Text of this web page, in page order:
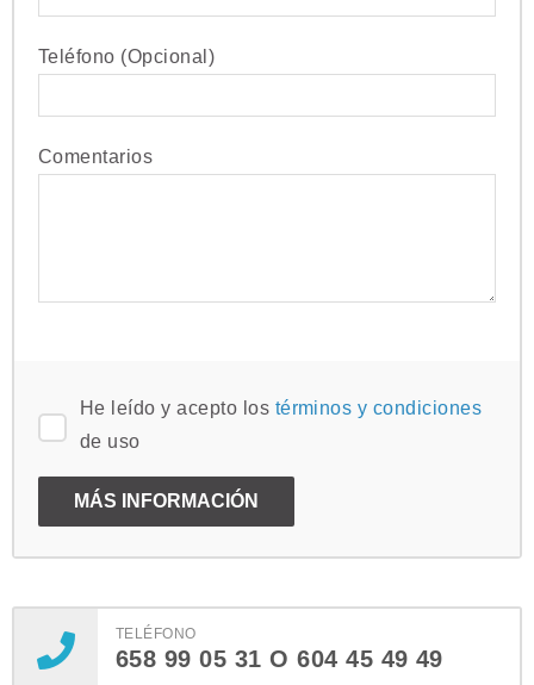
Teléfono (Opcional)
Comentarios
He leído y acepto los términos y condiciones
de uso
TELÉFONO
658 99 05 31 O 604 45 49 49